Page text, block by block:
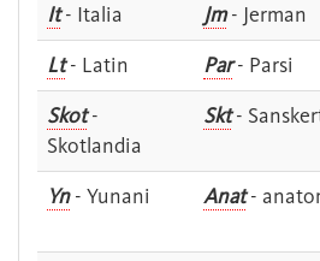
It- Italia Jm- Jerman
Lt- Latin Par- Parsi
Skot-
Skotlandia
Skt-
Yn- Yunani Anat-